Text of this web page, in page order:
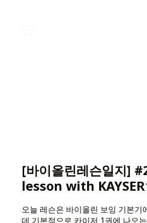
[바이올린레슨일지]
lesson with
오늘 레슨은 바이올린 보잉 기본기
데 기본적으로 카이저 1권에 나오